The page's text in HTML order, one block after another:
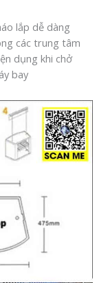
lắp dễ dàng
các trung tâm
dụng khi chở
bay